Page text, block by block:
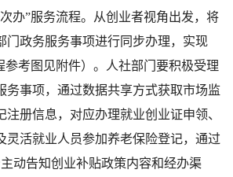
”服务流程。从创业者视角出发，将
门政务服务事项进行同步办理，实现
参考图见附件）。人社部门要积极受理
务事项，通过数据共享方式获取市场监
注册信息，对应办理就业创业证申领、
灵活就业人员参加养老保险登记，通过
动告知创业补贴政策内容和经办渠